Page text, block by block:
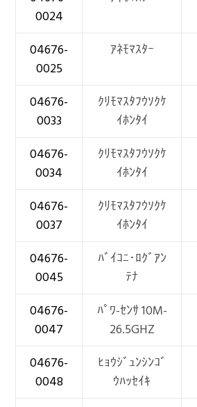
0024
04676-
0025
ｱﾈﾓﾏｽﾀｰ
04676-
0033
ｸﾘﾓﾏｽﾀﾌｳｿｸｹ
ｲﾎﾝﾀｲ
04676-
0034
ｸﾘﾓﾏｽﾀﾌｳｿｸｹ
ｲﾎﾝﾀｲ
04676-
0037
ｸﾘﾓﾏｽﾀﾌｳｿｸｹ
ｲﾎﾝﾀｲ
04676-
0045
ﾊﾞｲｺﾆ･ﾛｸﾞｱﾝ
ﾃﾅ
04676-
0047
ﾊﾟﾜ-ｾﾝｻ 10M-
26.5GHZ
04676-
0048
ﾋｮｳｼﾞｭﾝｼﾝｺﾞ
ｳﾊｯｾｲｷ